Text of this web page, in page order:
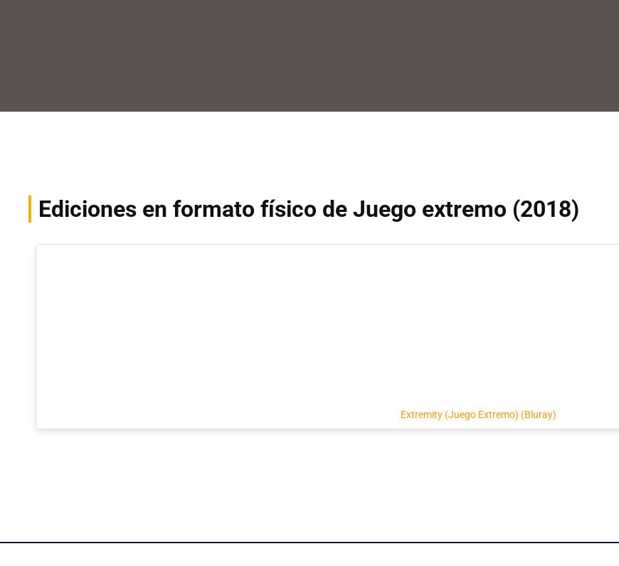
Ediciones en formato físico de Juego extremo (2018)
Extremity (Juego Extremo) (Bluray)